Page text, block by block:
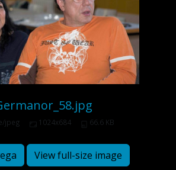
jpeg 1024x684 66.6 KB
View full-size image